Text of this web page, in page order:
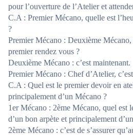
pour l’ouverture de l’Atelier et
C.A : Premier Mécano, quelle est
?
Premier Mécano : Deuxième Mécano,
premier rendez vous ?
Deuxième Mécano : c’est maintenant.
Premier Mécano : Chef d’Atelier,
C.A : Quel est le premier devoir en
principalement d’un Mécano ?
1er Mécano : 2ème Mécano, quel est
d’un bon arpète et principalement
2ème Mécano : c’est de s’assurer